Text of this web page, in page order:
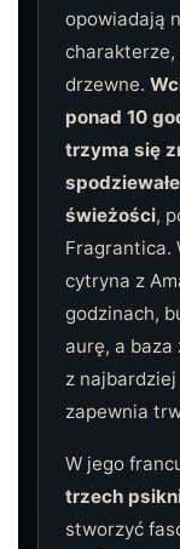
opowiadają
drzewne.
ponad 10
trzyma się
świeżości,
Fragrantica.
cytryna z
godzinach,
aurę, a baza
z
zapewnia
W jego
trzech
stworzyć